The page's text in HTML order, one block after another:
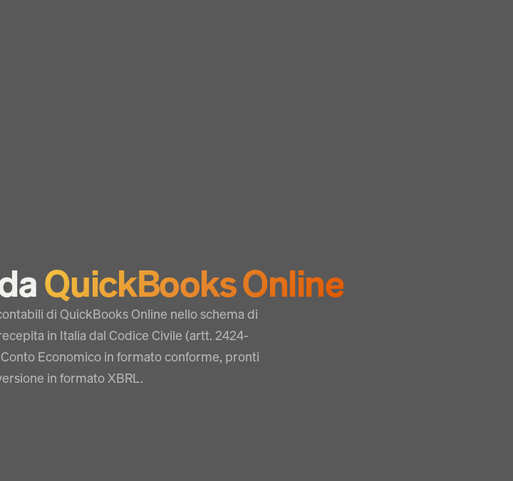
QuickBooks Online
di QuickBooks Online nello schema di
in Italia dal Codice Civile (artt. 2424-
Economico in formato conforme, pronti
in formato XBRL.